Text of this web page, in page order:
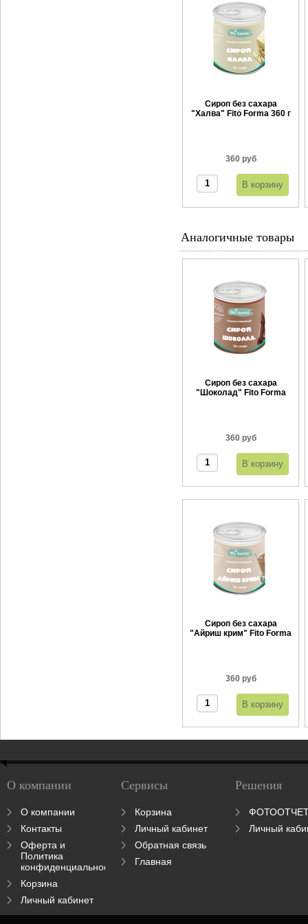
Сироп без сахара
"Халва" Fito Forma 360 г
360 руб
Аналогичные товары
Сироп без сахара
"Шоколад" Fito Forma
360 руб
Сироп без сахара
"Айриш крим" Fito Forma
360 руб
О компании
О компании
Контакты
Оферта и
Политика
конфиденциальности
Корзина
Личный кабинет
Сервисы
Корзина
Личный кабинет
Обратная связь
Главная
Решения
Личный